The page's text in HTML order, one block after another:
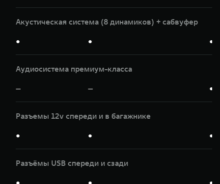
Акустическая система (8 динамиков) + сабвуфер
● ● ●
Аудиосистема премиум-класса
— — ●
Разъемы 12v спереди и в багажнике
● ● ●
Разъёмы USB спереди и сзади